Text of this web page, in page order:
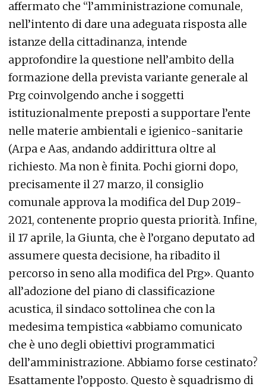
affermato che “l’amministrazione comunale,
nell’intento di dare una adeguata risposta alle
istanze della cittadinanza, intende
approfondire la questione nell’ambito della
formazione della prevista variante generale al
Prg coinvolgendo anche i soggetti
istituzionalmente preposti a supportare l’ente
nelle materie ambientali e igienico-sanitarie
(Arpa e Aas, andando addirittura oltre al
richiesto. Ma non è finita. Pochi giorni dopo,
precisamente il 27 marzo, il consiglio
comunale approva la modifica del Dup 2019-
2021, contenente proprio questa priorità. Infine,
il 17 aprile, la Giunta, che è l’organo deputato ad
assumere questa decisione, ha ribadito il
percorso in seno alla modifica del Prg». Quanto
all’adozione del piano di classificazione
acustica, il sindaco sottolinea che con la
medesima tempistica «abbiamo comunicato
che è uno degli obiettivi programmatici
dell’amministrazione. Abbiamo forse cestinato?
Esattamente l’opposto. Questo è squadrismo di